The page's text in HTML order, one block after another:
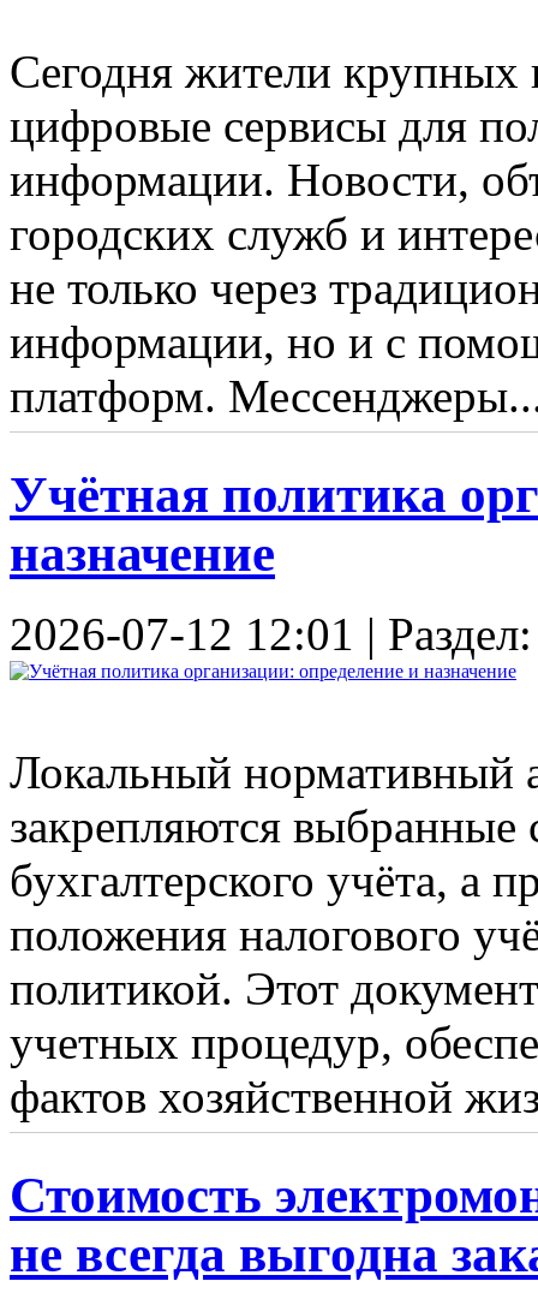
Сегодня жители крупных
цифровые сервисы для
информации. Новости,
городских служб и
не только через
информации, но и с
платформ.
Учётная политика
назначение
2026-07-12 12:01 |
Локальный нормативный
закрепляются выбранные
бухгалтерского учёта, а
положения налогового
политикой. Этот
учетных процедур,
фактов хозяйственной
Стоимость
не всегда выгодна